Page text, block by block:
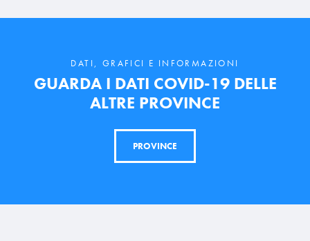
DATI, GRAFICI E INFORMAZIONI
GUARDA I DATI COVID-19 DELLE
ALTRE PROVINCE
PROVINCE